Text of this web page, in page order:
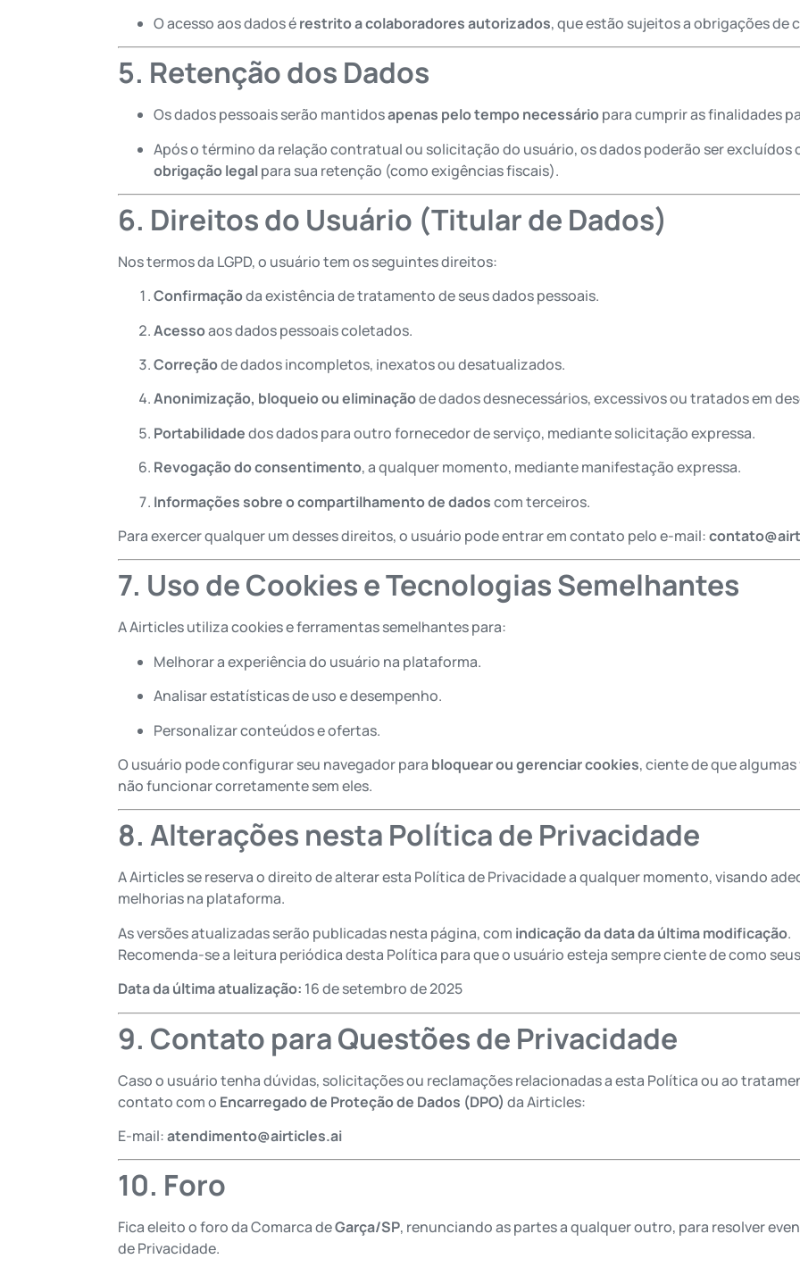
O acesso aos dados érestrito a colaboradores autorizados, que estão sujeitos a obrigações de
5. Retenção dos Dados
Os dados pessoais serão mantidosapenas pelo tempo necessáriopara cumprir as finalidades
Após o término da relação contratual ou solicitação do usuário, os dados poderão ser
obrigação legalpara sua retenção (como exigências fiscais).
6. Direitos do Usuário (Titular de Dados)
Nos termos da LGPD, o usuário tem os seguintes direitos:
Confirmaçãoda existência de tratamento de seus dados pessoais.
Acessoaos dados pessoais coletados.
Correçãode dados incompletos, inexatos ou desatualizados.
Anonimização, bloqueio ou eliminaçãode dados desnecessários, excessivos ou tratados em
Portabilidadedos dados para outro fornecedor de serviço, mediante solicitação expressa.
Revogação do consentimento, a qualquer momento, mediante manifestação expressa.
Informações sobre o compartilhamento de dadoscom terceiros.
Para exercer qualquer um desses direitos, o usuário pode entrar em contato pelo e-mail:
7. Uso de Cookies e Tecnologias Semelhantes
A Airticles utiliza cookies e ferramentas semelhantes para:
Melhorar a experiência do usuário na plataforma.
Analisar estatísticas de uso e desempenho.
Personalizar conteúdos e ofertas.
O usuário pode configurar seu navegador para bloquear ou gerenciar cookies, ciente de que
não funcionar corretamente sem eles.
8. Alterações nesta Política de Privacidade
A Airticles se reserva o direito de alterar esta Política de Privacidade a qualquer momento, visando
melhorias na plataforma.
As versões atualizadas serão publicadas nesta página, com indicação da data da última modificação.
Recomenda-se a leitura periódica desta Política para que o usuário esteja sempre ciente de como
Data da última atualização: 16 de setembro de 2025
9. Contato para Questões de Privacidade
Caso o usuário tenha dúvidas, solicitações ou reclamações relacionadas a esta Política ou ao
contato com o Encarregado de Proteção de Dados (DPO) da Airticles:
E-mail:atendimento@airticles.ai
10. Foro
Fica eleito o foro da Comarca deGarça/SP, renunciando as partes a qualquer outro, para resolver
de Privacidade.